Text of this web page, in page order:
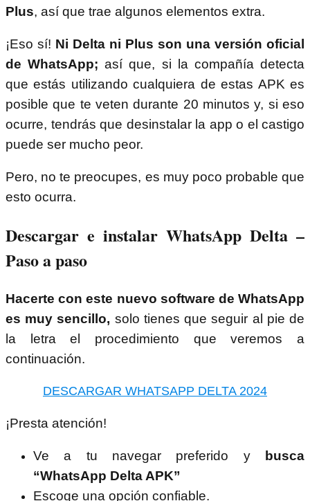
Plus, así que trae algunos elementos extra.
¡Eso sí! Ni Delta ni Plus son una versión oficial
de WhatsApp;así que, si la compañía detecta
que estás utilizando cualquiera de estas APK es
posible que te veten durante 20 minutos y, si eso
ocurre, tendrás que desinstalar la app o el castigo
puede ser mucho peor.
Pero, no te preocupes, es muy poco probable que
esto ocurra.
Descargar e instalar WhatsApp Delta –
Paso a paso
Hacerte con este nuevo software de WhatsApp
es muy sencillo, solo tienes que seguir al pie de
la letra el procedimiento que veremos a
continuación.
DESCARGAR WHATSAPP DELTA 2024
¡Presta atención!
Ve a tu navegar preferido y
busca
“WhatsApp Delta APK”
Escoge una opción confiable.